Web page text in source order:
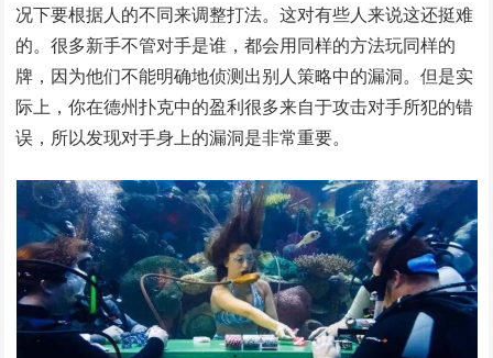
况下要根据人的不同来调整打法。这对有些人来说这还挺难
的。很多新手不管对手是谁，都会用同样的方法玩同样的
牌，因为他们不能明确地侦测出别人策略中的漏洞。但是实
际上，你在德州扑克中的盈利很多来自于攻击对手所犯的错
误，所以发现对手身上的漏洞是非常重要。